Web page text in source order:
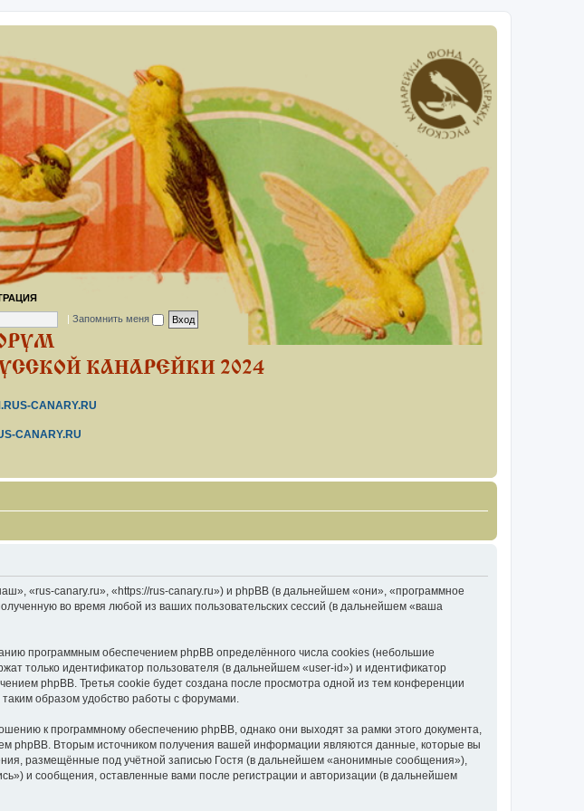
| Запомнить меня
КАНАРЕЙКИ 2024
CANARY.RU
CANARY.RU
«rus-canary.ru», «https://rus-canary.ru») и phpBB (в дальнейшем «они», «программное
во время любой из ваших пользовательских сессий (в дальнейшем «ваша
программным обеспечением phpBB определённого числа cookies (небольшие
только идентификатор пользователя (в дальнейшем «user-id») и идентификатор
phpBB. Третья cookie будет создана после просмотра одной из тем конференции
образом удобство работы с форумами.
к программному обеспечению phpBB, однако они выходят за рамки этого документа,
phpBB. Вторым источником получения вашей информации являются данные, которые вы
размещённые под учётной записью Гостя (в дальнейшем «анонимные сообщения»),
и сообщения, оставленные вами после регистрации и авторизации (в дальнейшем